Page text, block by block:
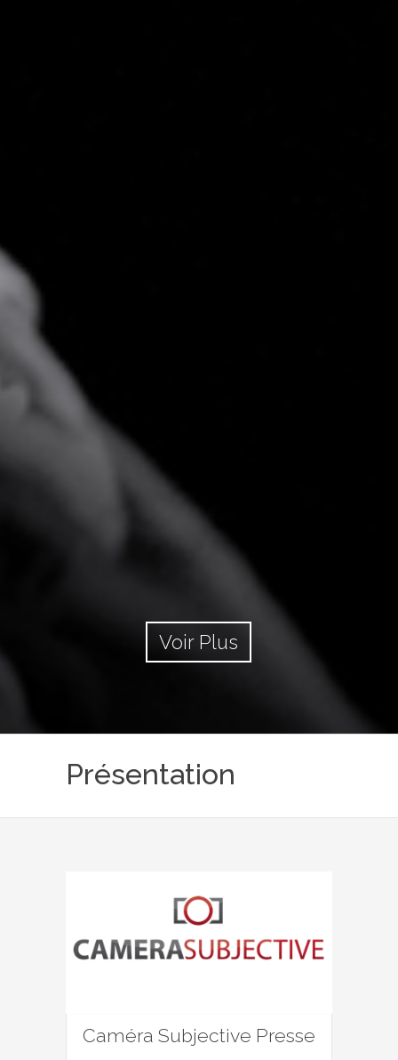
Voir Plus
Présentation
Caméra Subjective Presse